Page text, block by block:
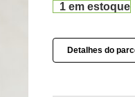
1 em estoque
Detalhes do